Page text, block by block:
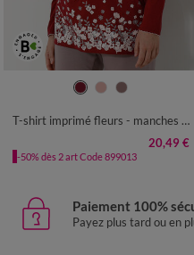
38/40 42/44
T-shirt imprimé fleurs - manches longues
20,49 €
-50% dès 2 art Code 899013
Paiement 100%
Payez plus tard ou en